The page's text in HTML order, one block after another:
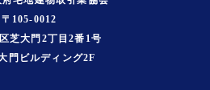
〒105-0012
芝大門2丁目2番1号
門ビルディング2F